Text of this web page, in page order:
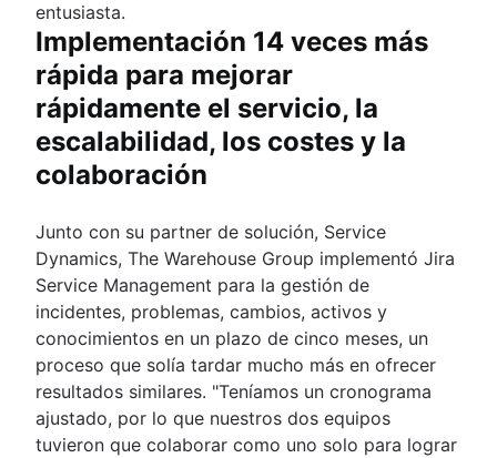
entusiasta.
Implementación 14 veces más
rápida para mejorar
rápidamente el servicio, la
escalabilidad, los costes y la
colaboración
Junto con su partner de solución, Service
Dynamics, The Warehouse Group implementó Jira
Service Management para la gestión de
incidentes, problemas, cambios, activos y
conocimientos en un plazo de cinco meses, un
proceso que solía tardar mucho más en ofrecer
resultados similares. "Teníamos un cronograma
ajustado, por lo que nuestros dos equipos
tuvieron que colaborar como uno solo para lograr